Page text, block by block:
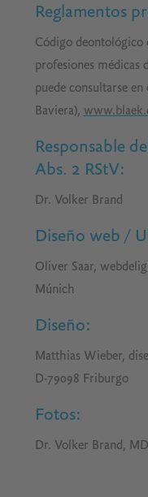
Reglamentos
Código deontológico
profesiones médicas
puede consultarse
Baviera),
Responsable
Abs. 2 RStV:
Dr. Volker Brand
Diseño web /
Oliver Saar,
Múnich
Diseño:
Matthias Wieber,
D-79098 Friburgo
Fotos:
Dr. Volker Brand,